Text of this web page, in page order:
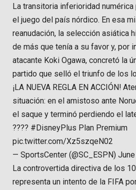
La transitoria inferioridad
el juego del país nórdico. En esa
reanudación, la selección asiática
de más que tenía a su favor y, por
atacante Koki Ogawa, concretó la
partido que selló el triunfo de los
¡LA NUEVA REGLA EN ACCIÓN!
situación: en el amistoso ante
el saque y terminó perdiendo el
???? #DisneyPlus Plan Premium
pic.twitter.com/Xz5szqeN02
— SportsCenter (@SC_ESPN)
La controvertida directiva de los
representa un intento de la FIFA